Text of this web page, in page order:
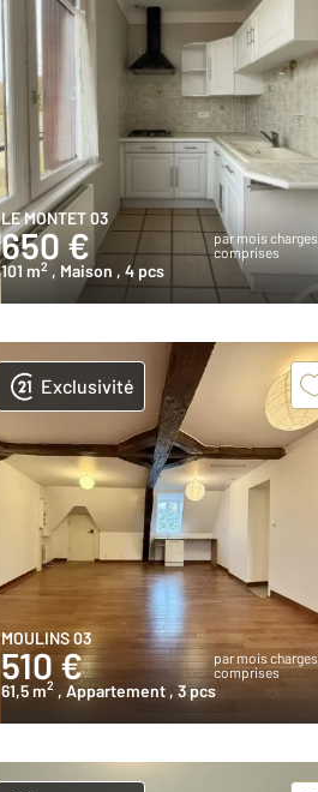
LE MONTET 03
650 €
par mois charges
comprises
101 m2 , Maison , 4 pcs
Exclusivité
MOULINS 03
510 €
par mois charges
comprises
61,5 m2 , Appartement , 3 pcs